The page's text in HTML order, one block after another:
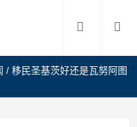
/移民圣基茨好还是瓦努阿图